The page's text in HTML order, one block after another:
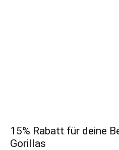
15% Rabatt für deine
Gorillas